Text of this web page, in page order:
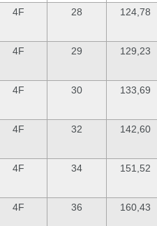
4F 28 124,78
4F 29 129,23
4F 30 133,69
4F 32 142,60
4F 34 151,52
4F 36 160,43